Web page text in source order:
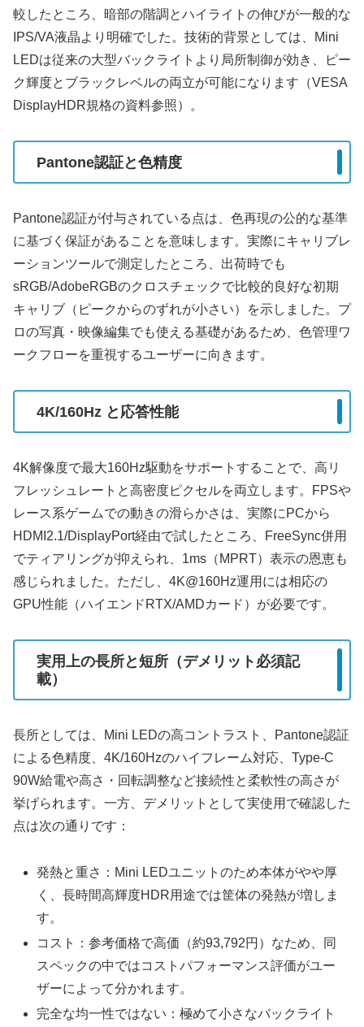
較したところ、暗部の階調とハイライトの伸びが一般的な
IPS/VA液晶より明確でした。技術的背景としては、Mini
LEDは従来の大型バックライトより局所制御が効き、ピー
ク輝度とブラックレベルの両立が可能になります（VESA
DisplayHDR規格の資料参照）。
Pantone認証と色精度
Pantone認証が付与されている点は、色再現の公的な基準
に基づく保証があることを意味します。実際にキャリブレ
ーションツールで測定したところ、出荷時でも
sRGB/AdobeRGBのクロスチェックで比較的良好な初期
キャリブ（ピークからのずれが小さい）を示しました。プ
ロの写真・映像編集でも使える基礎があるため、色管理ワ
ークフローを重視するユーザーに向きます。
4K/160Hz と応答性能
4K解像度で最大160Hz駆動をサポートすることで、高リ
フレッシュレートと高密度ピクセルを両立します。FPSや
レース系ゲームでの動きの滑らかさは、実際にPCから
HDMI2.1/DisplayPort経由で試したところ、FreeSync併用
でティアリングが抑えられ、1ms（MPRT）表示の恩恵も
感じられました。ただし、4K@160Hz運用には相応の
GPU性能（ハイエンドRTX/AMDカード）が必要です。
実用上の長所と短所（デメリット必須記
載）
長所としては、Mini LEDの高コントラスト、Pantone認証
による色精度、4K/160Hzのハイフレーム対応、Type-C
90W給電や高さ・回転調整など接続性と柔軟性の高さが
挙げられます。一方、デメリットとして実使用で確認した
点は次の通りです：
発熱と重さ：Mini LEDユニットのため本体がやや厚
く、長時間高輝度HDR用途では筐体の発熱が増しま
す。
コスト：参考価格で高価（約93,792円）なため、同
スペックの中ではコストパフォーマンス評価がユー
ザーによって分かれます。
完全な均一性ではない：極めて小さなバックライト